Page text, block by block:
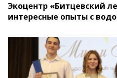
Экоцентр «Битцевский
интересные опыты с